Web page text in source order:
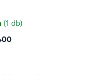
(1 db)